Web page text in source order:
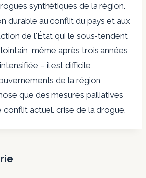
synthétiques de la région.
durable au conflit du pays et aux
de l'État qui le sous-tendent
même après trois années
– il est difficile
de la région
que des mesures palliatives
conflit actuel. crise de la drogue.